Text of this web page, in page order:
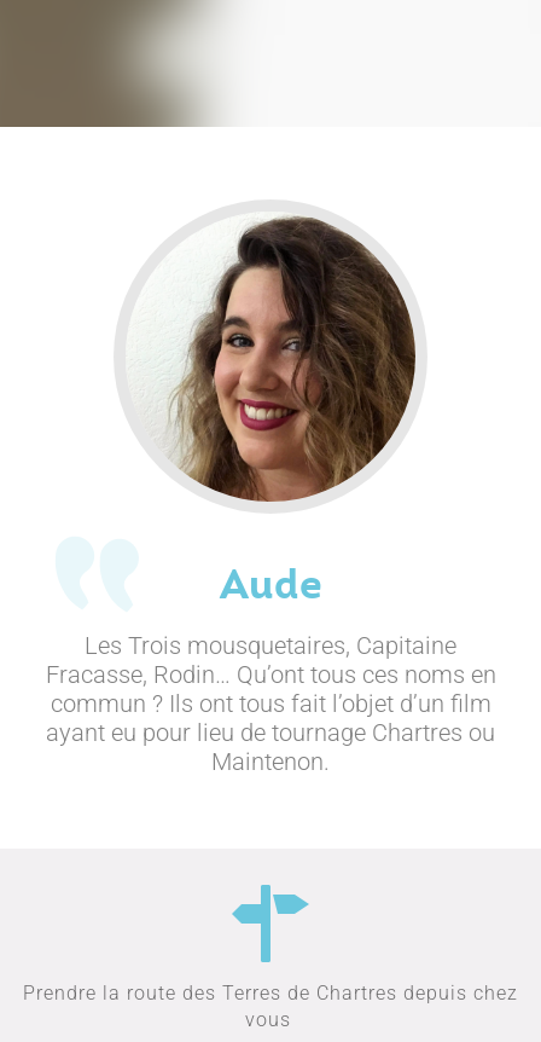
Aude
Les Trois mousquetaires, Capitaine
Fracasse, Rodin… Qu’ont tous ces noms en
commun ? Ils ont tous fait l’objet d’un film
ayant eu pour lieu de tournage Chartres ou
Maintenon.
Prendre la route des Terres de Chartres depuis chez
vous